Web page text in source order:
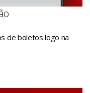
de boletos logo na